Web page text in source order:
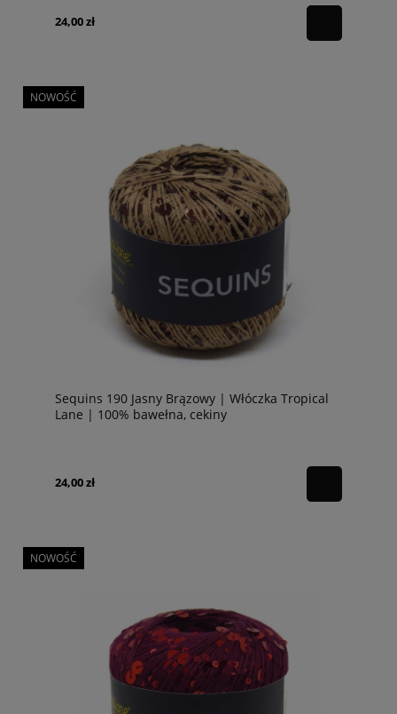
24,00 zł
Sequins 190 Jasny Brązowy | Włóczka Tropical
Lane | 100% bawełna, cekiny
24,00 zł
NOWOŚĆ
NOWOŚĆ